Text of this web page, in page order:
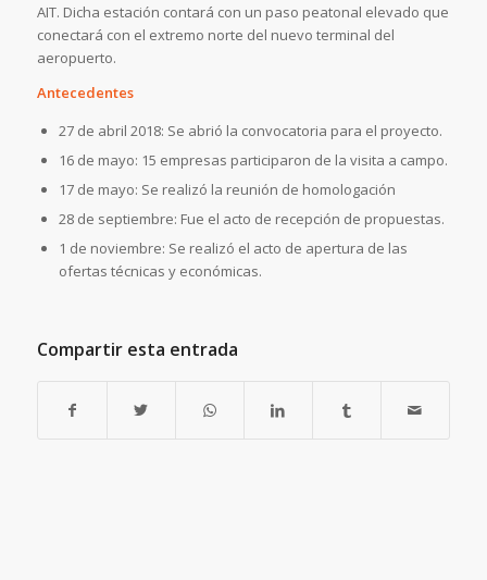
AIT. Dicha estación contará con un paso peatonal elevado que
conectará con el extremo norte del nuevo terminal del
aeropuerto.
Antecedentes
27 de abril 2018: Se abrió la convocatoria para el proyecto.
16 de mayo: 15 empresas participaron de la visita a campo.
17 de mayo: Se realizó la reunión de homologación
28 de septiembre: Fue el acto de recepción de propuestas.
1 de noviembre: Se realizó el acto de apertura de las
ofertas técnicas y económicas.
Compartir esta entrada